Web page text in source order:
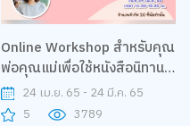
Online Workshop สำหรับคุณ
พ่อคุณแม่เพื่อใช้หนังสือนิทาน
สร้างลูกน้อยให้เก่งและมีความ
สุข
24 เม.ย. 65 - 24 มี.ค. 65
5
3789